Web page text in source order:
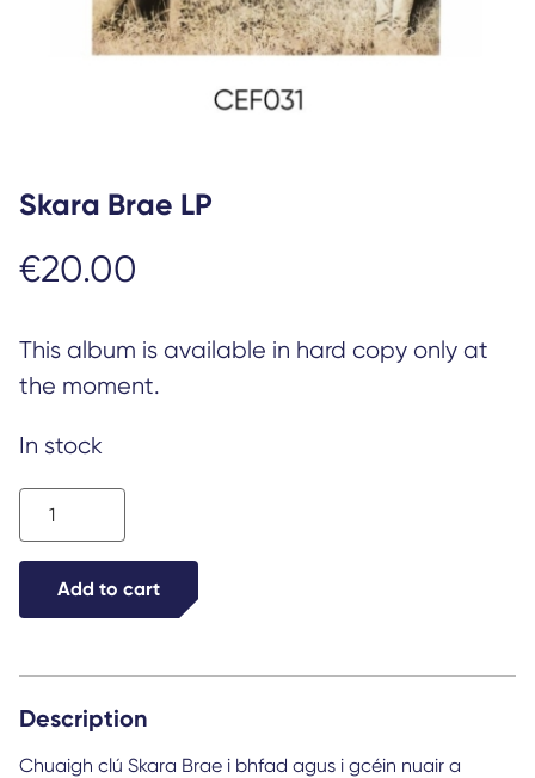
Skara Brae LP
€20.00
This album is available in hard copy only at
the moment.
In stock
Skara
Brae
quantity
Add to cart
Description
Chuaigh clú Skara Brae i bhfad agus i gcéin nuair a